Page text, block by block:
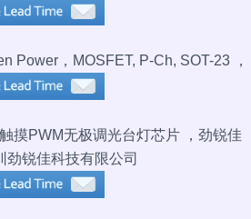
Power，MOSFET, P-Ch, SOT-23 ，
摸PWM无极调光台灯芯片 ，劲锐佳
劲锐佳科技有限公司